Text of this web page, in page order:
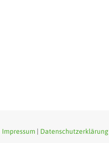
Impressum | Datenschutzerklärung